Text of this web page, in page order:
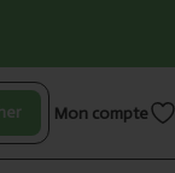
Mon compte